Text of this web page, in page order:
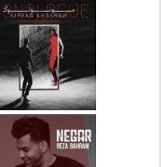
دانلود آلبوم جدید سیروان
خسروی بنام مونولوگ